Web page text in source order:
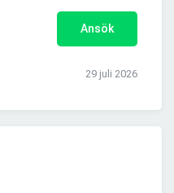
Ansök
29 juli 2026